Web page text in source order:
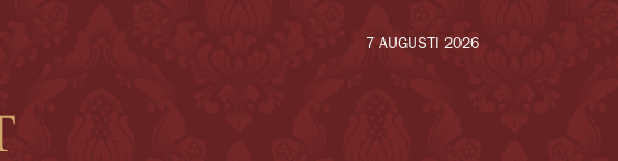
7 AUGUSTI 2026